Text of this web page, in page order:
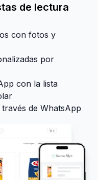
de lectura
con fotos y
por
con la lista
de WhatsApp